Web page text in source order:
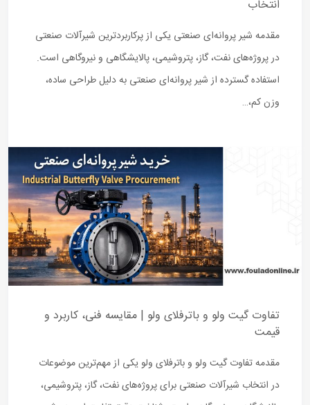
انتخاب
مقدمه شیر پروانه‌ای صنعتی یکی از پرکاربردترین شیرآلات صنعتی
در پروژه‌های نفت، گاز، پتروشیمی، پالایشگاهی و نیروگاهی است.
استفاده گسترده از شیر پروانه‌ای صنعتی به دلیل طراحی ساده،
وزن کم،…
تفاوت گیت ولو و باترفلای ولو | مقایسه فنی، کاربرد و
قیمت
مقدمه تفاوت گیت ولو و باترفلای ولو یکی از مهم‌ترین موضوعات
در انتخاب شیرآلات صنعتی برای پروژه‌های نفت، گاز، پتروشیمی،